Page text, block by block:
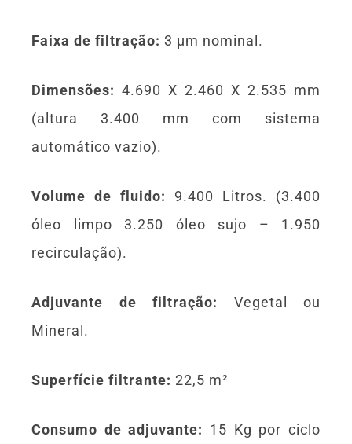
Faixa de filtração: 3 μm nominal.
Dimensões: 4.690 X 2.460 X 2.535 mm
(altura 3.400 mm com sistema
automático vazio).
Volume de fluido: 9.400 Litros. (3.400
óleo limpo 3.250 óleo sujo – 1.950
recirculação).
Adjuvante de filtração: Vegetal ou
Mineral.
Superfície filtrante: 22,5 m²
Consumo de adjuvante: 15 Kg por ciclo